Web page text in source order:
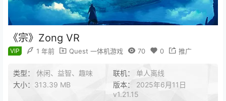
《宗》Zong VR
VIP 1 年前 Quest 一体机游戏 70 0 推广
类型： 休闲、益智、趣味 联机： 单人离线
大小： 313.39 MB 版本： 2025年6月11日
v1.21.15